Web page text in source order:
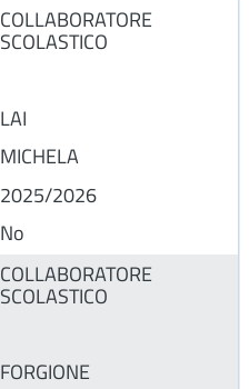
COLLABORATORE
SCOLASTICO
LAI
MICHELA
2025/2026
No
COLLABORATORE
SCOLASTICO
FORGIONE